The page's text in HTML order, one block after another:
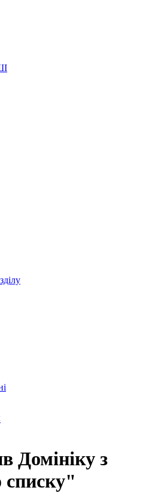
Домініку з